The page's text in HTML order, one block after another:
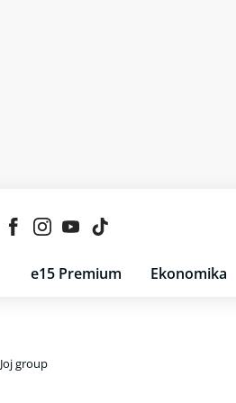
e15 Premium Ekonomika
Joj group